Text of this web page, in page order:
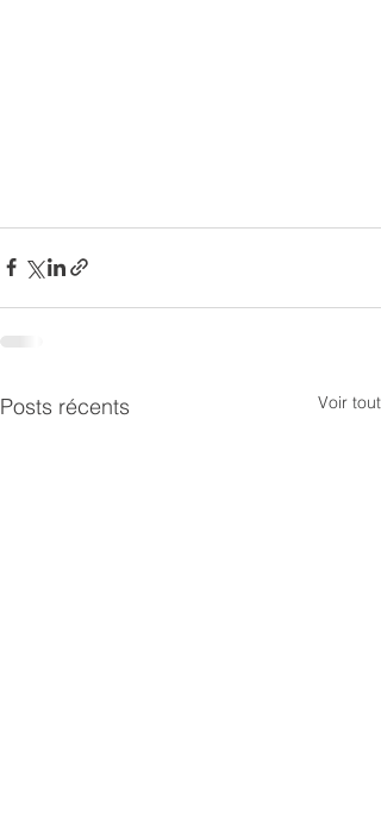
Posts récents Voir tout